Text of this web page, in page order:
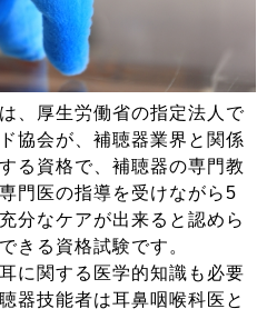
、厚生労働省の指定法人で
協会が、補聴器業界と関係
る資格で、補聴器の専門教
門医の指導を受けながら5
分なケアが出来ると認めら
きる資格試験です。
に関する医学的知識も必要
器技能者は耳鼻咽喉科医と